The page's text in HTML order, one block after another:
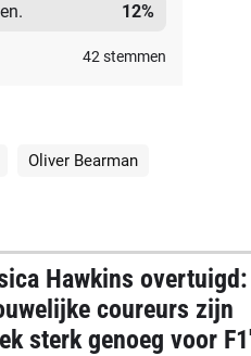
12%
42 stemmen
Oliver Bearman
Hawkins overtuigd:
coureurs zijn
sterk genoeg voor